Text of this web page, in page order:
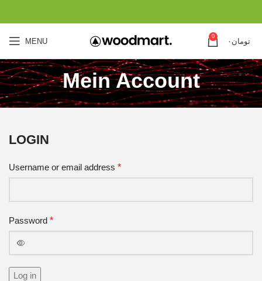
MENU
0
تومان ۰
Mein Account
LOGIN
Username or email address *
Password *
Log in